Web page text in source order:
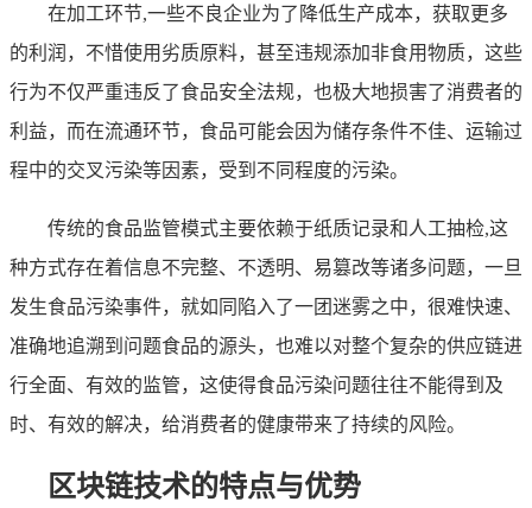
在加工环节,一些不良企业为了降低生产成本，获取更多
的利润，不惜使用劣质原料，甚至违规添加非食用物质，这些
行为不仅严重违反了食品安全法规，也极大地损害了消费者的
利益，而在流通环节，食品可能会因为储存条件不佳、运输过
程中的交叉污染等因素，受到不同程度的污染。
传统的食品监管模式主要依赖于纸质记录和人工抽检,这
种方式存在着信息不完整、不透明、易篡改等诸多问题，一旦
发生食品污染事件，就如同陷入了一团迷雾之中，很难快速、
准确地追溯到问题食品的源头，也难以对整个复杂的供应链进
行全面、有效的监管，这使得食品污染问题往往不能得到及
时、有效的解决，给消费者的健康带来了持续的风险。
区块链技术的特点与优势